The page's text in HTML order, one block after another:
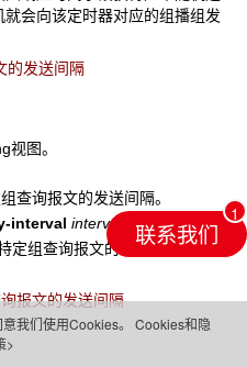
会向该定时器对应的组播组发
的发送间隔
图。
询报文的发送间隔。
interval interval
定组查询报文的发送间隔为1
报文的发送间隔
联系我们
我们使用Cookies。 Cookies和隐
>